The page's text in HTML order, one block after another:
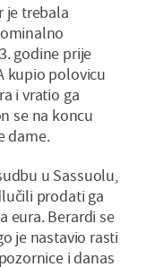
je trebala
godine prije
kupio polovicu
i vratio ga
se na koncu
dame.
u Sassuolu,
prodati ga
eura. Berardi se
je nastavio rasti
i danas